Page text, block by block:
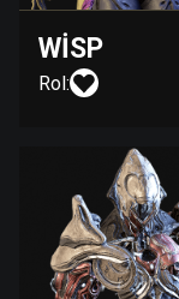
WISP
Rol: